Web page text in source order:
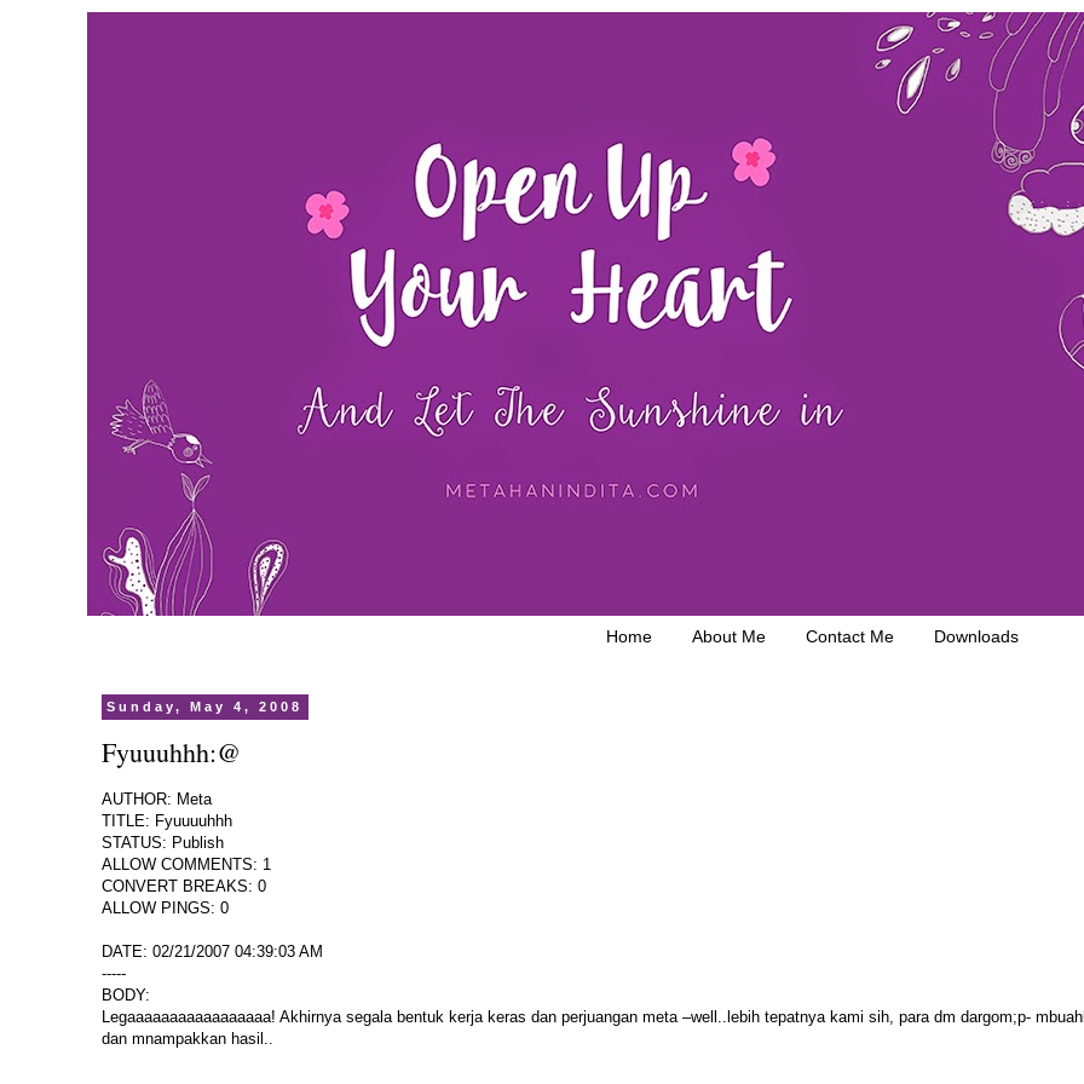
Home About Me Contact Me Downloads
Sunday, May 4, 2008
Fyuuuhhh:@
AUTHOR: Meta
TITLE: Fyuuuuhhh
STATUS: Publish
ALLOW COMMENTS: 1
CONVERT BREAKS: 0
ALLOW PINGS: 0
DATE: 02/21/2007 04:39:03 AM
-----
BODY:
Legaaaaaaaaaaaaaaaaa! Akhirnya segala bentuk kerja keras dan perjuangan meta –well..lebih tepatnya kami sih, para dm dargom;p-
dan mnampakkan hasil..